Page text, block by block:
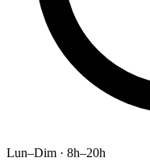
Lun–Dim · 8h–20h